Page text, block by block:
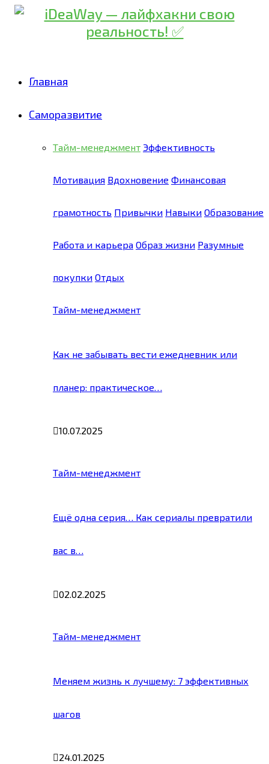
Главная
Саморазвитие
Тайм-менеджмент Эффективность
Мотивация Вдохновение Финансовая
грамотность Привычки Навыки Образование
Работа и карьера Образ жизни Разумные
покупки Отдых
Тайм-менеджмент
Как не забывать вести ежедневник или
планер: практическое…
10.07.2025
Тайм-менеджмент
Ещё одна серия… Как сериалы превратили
вас в…
02.02.2025
Тайм-менеджмент
Меняем жизнь к лучшему: 7 эффективных
шагов
24.01.2025